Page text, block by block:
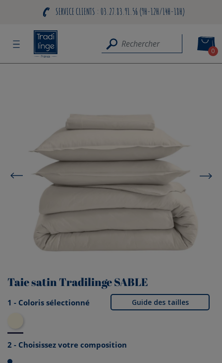
SERVICE CLIENTS : 03.27.83.91.56 (9H-12H/14H-18H)
0
Taie satin Tradilinge SABLE
Guide des tailles
1 - Coloris sélectionné
2 - Choisissez votre composition